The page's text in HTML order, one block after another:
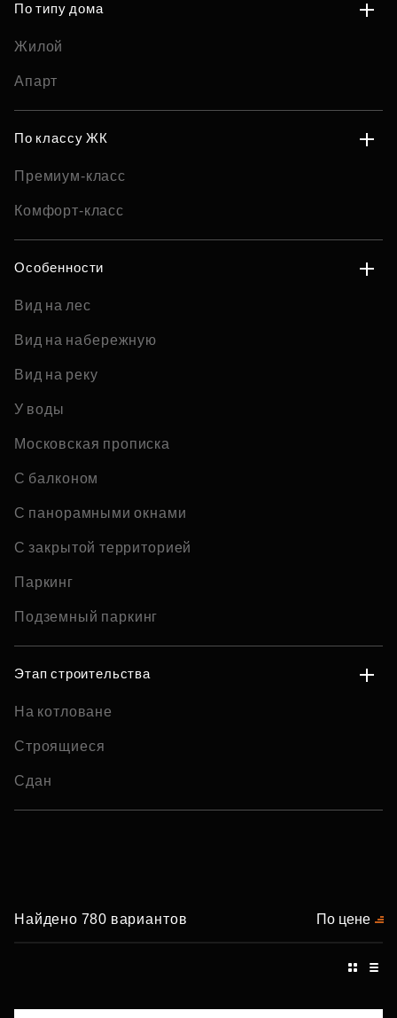
По типу дома
Жилой
Апарт
По классу ЖК
Премиум-класс
Комфорт-класс
Особенности
Вид на лес
Вид на набережную
Вид на реку
У воды
Московская прописка
С балконом
С панорамными окнами
С закрытой территорией
Паркинг
Подземный паркинг
Этап строительства
На котловане
Строящиеся
Сдан
Найдено 780 вариантов По цене